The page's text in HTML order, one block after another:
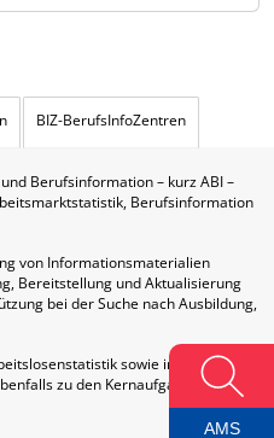
BIZ-BerufsInfoZentren
Berufsinformation – kurz ABI –
Berufsinformation
von Informationsmaterialien
Bereitstellung und Aktualisierung
bei der Suche nach Ausbildung,
sowie interne und
zu den Kernaufgaben dieser
AMS